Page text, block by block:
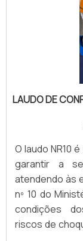
acidentes
segurança
falhas
auditorias e
com
atendam
um ambiente
LAUDO DE
O laudo NR10
garantir a
atendendo às
nº 10 do
condições
riscos de